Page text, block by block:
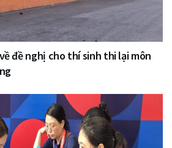
đề nghị cho thí sinh thi lại môn